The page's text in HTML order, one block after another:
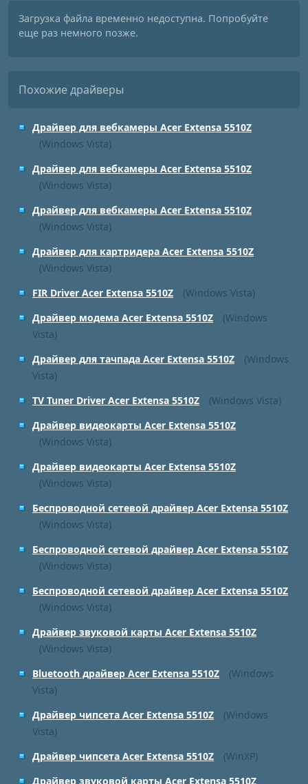
Загрузка файла временно недоступна. Попробуйте
еще раз немного позже.
Похожие драйверы
Драйвер для вебкамеры Acer Extensa 5510Z
(Windows Vista)
Драйвер для вебкамеры Acer Extensa 5510Z
(Windows Vista)
Драйвер для вебкамеры Acer Extensa 5510Z
(Windows Vista)
Драйвер для картридера Acer Extensa 5510Z
(Windows Vista)
FIR Driver Acer Extensa 5510Z
(Windows Vista)
Драйвер модема Acer Extensa 5510Z
(Windows
Vista)
Драйвер для тачпада Acer Extensa 5510Z
(Windows
Vista)
TV Tuner Driver Acer Extensa 5510Z
(Windows Vista)
Драйвер видеокарты Acer Extensa 5510Z
(Windows Vista)
Драйвер видеокарты Acer Extensa 5510Z
(Windows Vista)
Беспроводной сетевой драйвер Acer Extensa 5510Z
(Windows Vista)
Беспроводной сетевой драйвер Acer Extensa 5510Z
(Windows Vista)
Беспроводной сетевой драйвер Acer Extensa 5510Z
(Windows Vista)
Драйвер звуковой карты Acer Extensa 5510Z
(Windows Vista)
Bluetooth драйвер Acer Extensa 5510Z
(Windows
Vista)
Драйвер чипсета Acer Extensa 5510Z
(Windows
Vista)
Драйвер чипсета Acer Extensa 5510Z
(WinXP)
Драйвер звуковой карты Acer Extensa 5510Z